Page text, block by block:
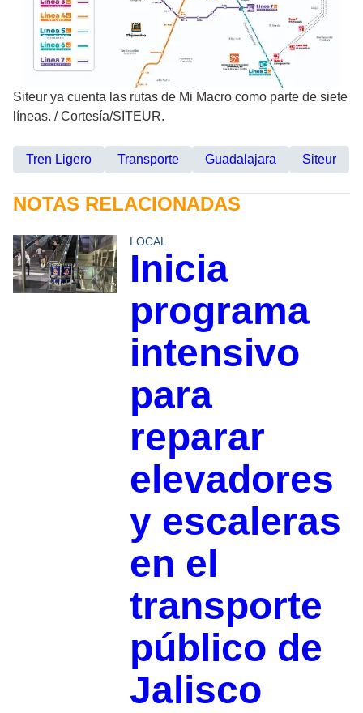
Siteur ya cuenta las rutas de Mi Macro como parte de siete
líneas. /Cortesía/SITEUR.
Tren Ligero Transporte Guadalajara Siteur
NOTAS RELACIONADAS
LOCAL
Inicia
programa
intensivo
para
reparar
elevadores
y escaleras
en el
transporte
público de
Jalisco